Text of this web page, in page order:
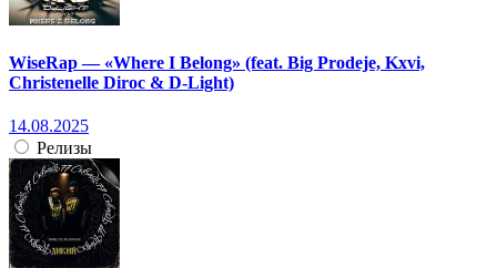
WiseRap — «Where I Belong» (feat. Big Prodeje, Kxvi,
Christenelle Diroc & D-Light)
14.08.2025
Релизы